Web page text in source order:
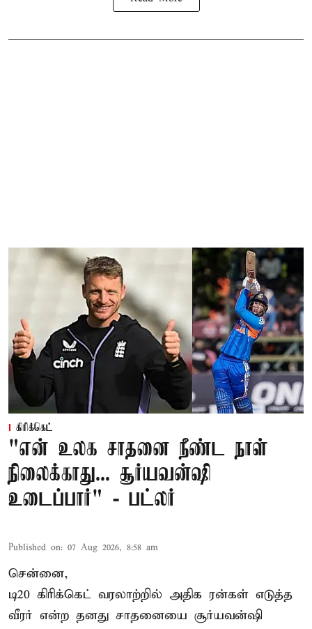
கிரிக்கெட்
"என் உலக சாதனை நீண்ட நாள்
நிலைக்காது... சூர்யவன்ஷி
உடைப்பார்" - பட்லர்
Published on: 07 Aug 2026, 8:58 am
சென்னை,
டி20 கிரிக்கெட் வரலாற்றில் அதிக ரன்கள் எடுத்த
வீரர் என்ற தனது சாதனையை சூர்யவன்ஷி